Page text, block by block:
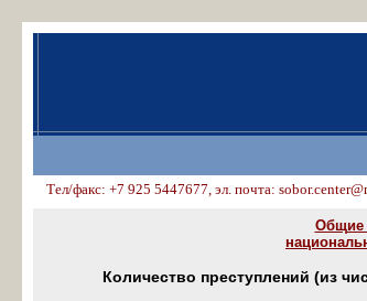
Тел/факс: +7 925 5447677, эл. почта:
Общие
Количество преступлений (из